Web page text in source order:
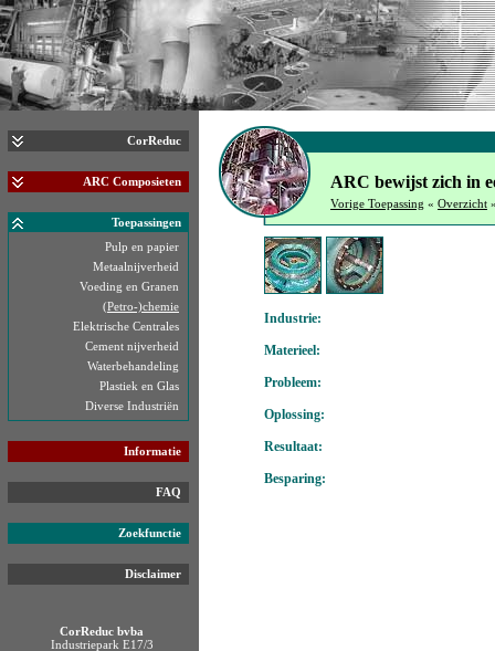
CorReduc
ARC Composieten
Toepassingen
Pulp en papier
Metaalnijverheid
Voeding en Granen
(Petro-)chemie
Elektrische Centrales
Cement nijverheid
Waterbehandeling
Plastiek en Glas
Diverse Industriën
Informatie
FAQ
Zoekfunctie
Disclaimer
CorReduc bvba
Industriepark E17/3
ARC bewijst zich in
Vorige Toepassing « Overzicht
Industrie:
Materieel:
Probleem:
Oplossing:
Resultaat:
Besparing: